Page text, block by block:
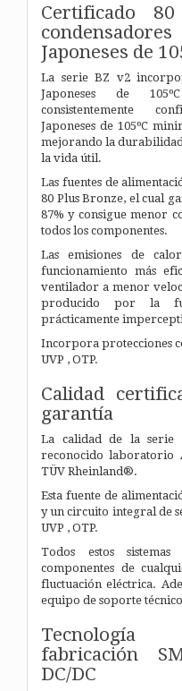
Certificado
Japoneses de
La serie BZ v2
Japoneses de
consistentemente
Japoneses de 105ºC
mejorando la
la vida útil.
Las fuentes de
80 Plus Bronze, el cual
87% y consigue menor
todos los componentes.
Las emisiones de
funcionamiento más
ventilador a menor
producido por la
prácticamente
Incorpora protecciones
UVP , OTP.
Calidad
garantía
La calidad de la serie
reconocido laboratorio
TÜV Rheinland®.
Esta fuente de
y un circuito integral de
UVP , OTP.
Todos estos
componentes de
fluctuación eléctrica.
equipo de soporte
fabricación
DC/DC